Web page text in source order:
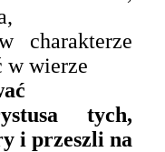
charakterze
w wierze
tych,
i przeszli na